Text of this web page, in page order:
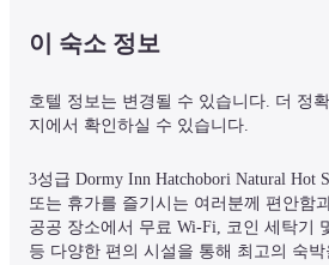
이 숙소 정보
호텔 정보는 변경될 수 있습니다. 더 정
지에서 확인하실 수 있습니다.
3성급 Dormy Inn Hatchobori Natural Hot
또는 휴가를 즐기시는 여러분께 편안함
공공 장소에서 무료 Wi-Fi, 코인 세탁기
등 다양한 편의 시설을 통해 최고의 숙